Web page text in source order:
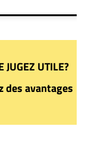
JUGEZ UTILE?
des avantages